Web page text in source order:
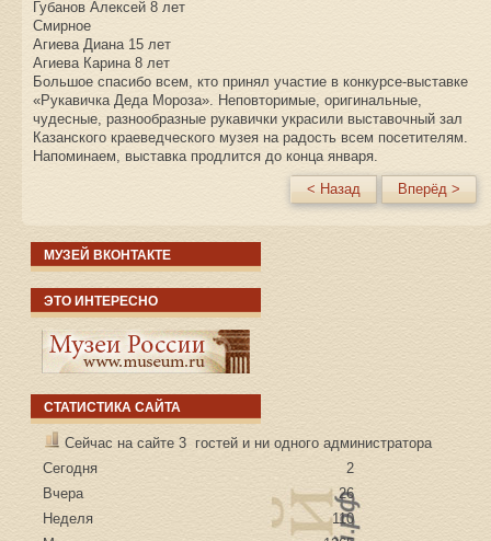
Губанов Алексей 8 лет
Смирное
Агиева Диана 15 лет
Агиева Карина 8 лет
Большое спасибо всем, кто принял участие в конкурсе-выставке
«Рукавичка Деда Мороза». Неповторимые, оригинальные,
чудесные, разнообразные рукавички украсили выставочный зал
Казанского краеведческого музея на радость всем посетителям.
Напоминаем, выставка продлится до конца января.
< Назад
Вперёд >
МУЗЕЙ ВКОНТАКТЕ
ЭТО ИНТЕРЕСНО
СТАТИСТИКА САЙТА
Сейчас на сайте 3 гостей и ни одного администратора
Сегодня
2
Вчера
26
Неделя
110